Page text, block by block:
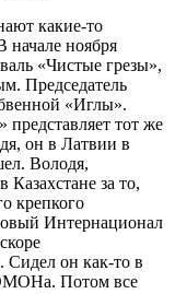
какие-то
начале ноября
«Чистые грезы»,
Председатель
«Иглы».
тот же
он в Латвии в
Володя,
Казахстане за то,
крепкого
Интернационал
Сидел он как-то в
ОМОНа. Потом все